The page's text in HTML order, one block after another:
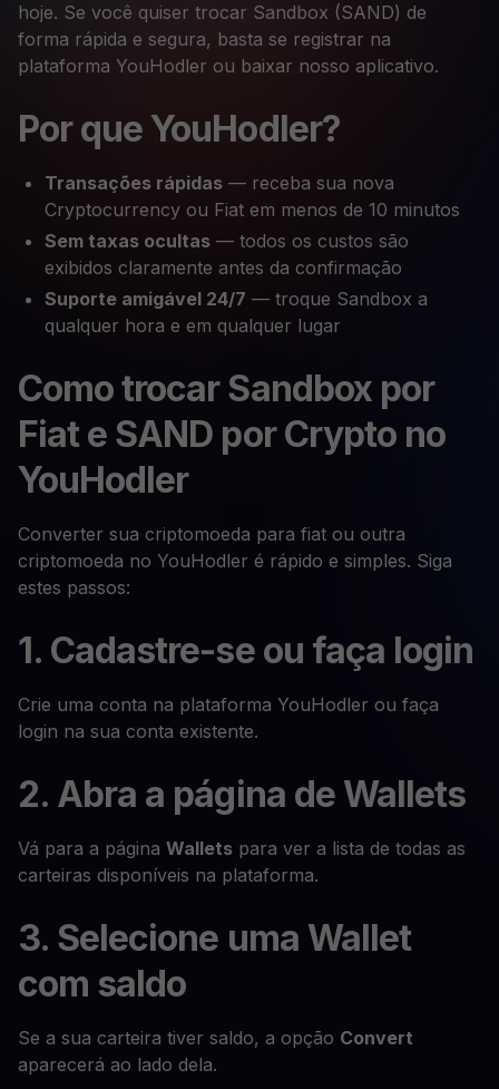
hoje. Se você quiser trocar Sandbox (SAND) de
forma rápida e segura, basta se registrar na
plataforma YouHodler ou baixar nosso aplicativo.
Por que YouHodler?
Transações rápidas — receba sua nova
Cryptocurrency ou Fiat em menos de 10 minutos
Sem taxas ocultas — todos os custos são
exibidos claramente antes da confirmação
Suporte amigável 24/7 — troque Sandbox a
qualquer hora e em qualquer lugar
Como trocar Sandbox por
Fiat e SAND por Crypto no
YouHodler
Converter sua criptomoeda para fiat ou outra
criptomoeda no YouHodler é rápido e simples. Siga
estes passos:
1. Cadastre-se ou faça login
Crie uma conta na plataforma YouHodler ou faça
login na sua conta existente.
2. Abra a página de Wallets
Vá para a página Wallets para ver a lista de todas as
carteiras disponíveis na plataforma.
3. Selecione uma Wallet
com saldo
Se a sua carteira tiver saldo, a opção Convert
aparecerá ao lado dela.